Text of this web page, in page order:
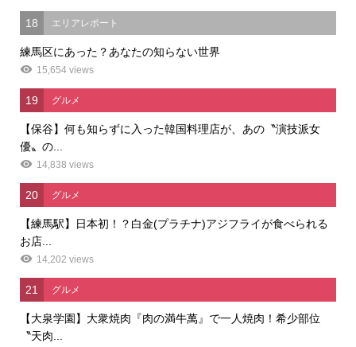
18 エリアレポート
練馬区にあった？あなたの知らない世界
15,654 views
19 グルメ
【保谷】何も知らずに入った韓国料理店が、あの〝演技派女
優〟の...
14,838 views
20 グルメ
【練馬駅】日本初！？白金(プラチナ)アジフライが食べられる
お店...
14,202 views
21 グルメ
【大泉学園】大衆焼肉『肉の満牛萬』で一人焼肉！希少部位
〝天肉...